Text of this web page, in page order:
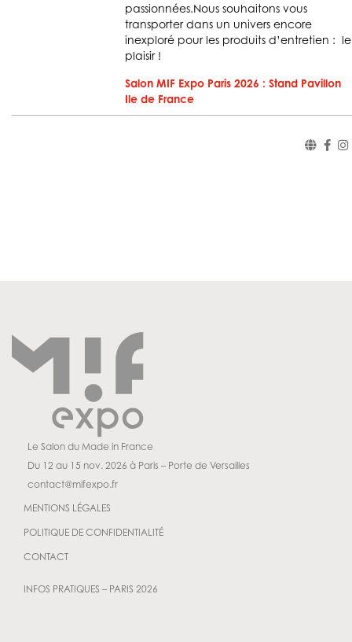
passionnées. ​ Nous souhaitons vous
transporter dans un univers encore
inexploré pour les produits d’entretien : le
plaisir !
Salon MIF Expo Paris 2026 : Stand Pavillon
Ile de France
Le Salon du Made in France
Du 12 au 15 nov. 2026 à Paris – Porte de Versailles
contact@mifexpo.fr
MENTIONS LÉGALES
POLITIQUE DE CONFIDENTIALITÉ
CONTACT
INFOS PRATIQUES – PARIS 2026